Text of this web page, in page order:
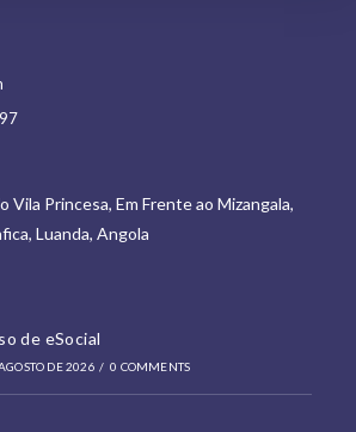
in
tab
Opens
new
tab
Vila Princesa, Em Frente ao Mizangala,
Luanda, Angola
de eSocial
DE 2026 / 0 COMMENTS